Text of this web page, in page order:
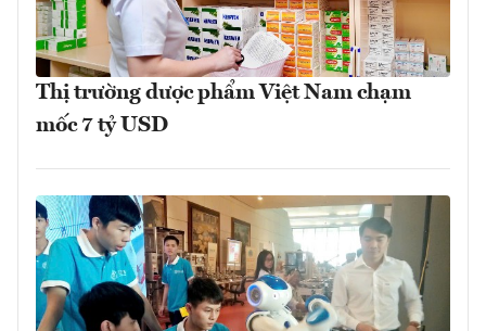
Thị trường dược phẩm Việt Nam chạm
mốc 7 tỷ USD